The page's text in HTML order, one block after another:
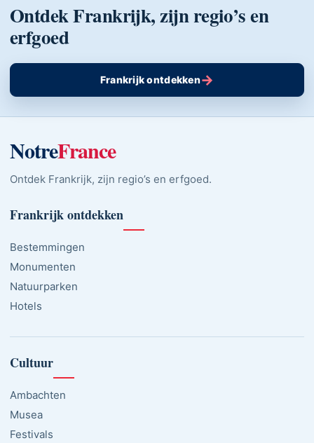
Ontdek Frankrijk, zijn regio’s en
erfgoed
Frankrijk ontdekken→
NotreFrance
Ontdek Frankrijk, zijn regio’s en erfgoed.
Frankrijk ontdekken
Bestemmingen
Monumenten
Natuurparken
Hotels
Cultuur
Ambachten
Musea
Festivals